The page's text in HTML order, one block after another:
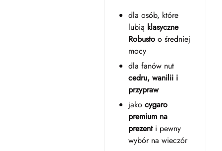
dla osób, które
lubią klasyczne
Robustoo średniej
mocy
dla fanów nut
cedru, wanilii i
przypraw
jako cygaro
premium na
prezenti pewny
wybór na wieczór